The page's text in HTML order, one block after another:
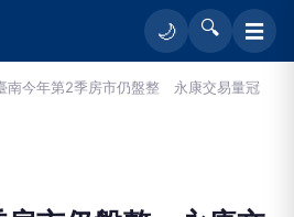
🌙 🔍 ☰
南今年第2季房市仍盤整 永康交易量冠